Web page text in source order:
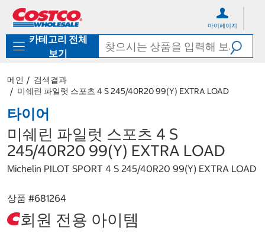
로
기
가
마이페이지
카테고리 전체
보기
메인
검색결과
미쉐린 파일럿 스포츠 4 S 245/40R20 99(Y) EXTRA LOAD
타이어
미쉐린 파일럿 스포츠 4 S
245/40R20 99(Y) EXTRA LOAD
Michelin PILOT SPORT 4 S 245/40R20 99(Y) EXTRA LOAD
상품 #681264
회원 전용 아이템